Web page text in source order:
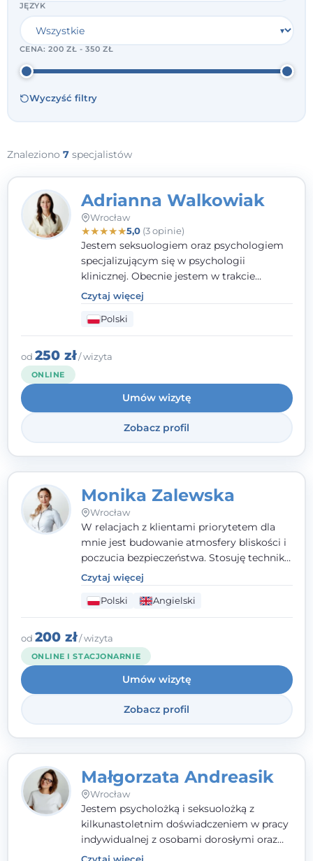
JĘZYK
CENA:200 ZŁ - 350 ZŁ
Wyczyść filtry
Znaleziono 7 specjalistów
Adrianna Walkowiak
Wrocław
★★★★★5,0(3 opinie)
Jestem seksuologiem oraz psychologiem
specjalizującym się w psychologii
klinicznej. Obecnie jestem w trakcie
szkolenia na psychoterapeutę
systemowego. Posiadam status członka
nadzwyczajnego Wielkopolskiego
TowarzystwaTerapii Systemowejoraz
należę do Polskiego Towarzystwa
pierwszym miejscu stawiam budowanie
atmosfery bezpieczeństwa i zrozumienia w
relacjach z Klientami. Istotna dla nie jest
również koncentracja na dostępnych
zasobach.
Czytaj więcej
Polski
od 250 zł/ wizyta
ONLINE
Umów wizytę
Zobacz profil
Monika Zalewska
Wrocław
W relacjach z klientami priorytetem dla
mnie jest budowanie atmosfery bliskości i
poczucia bezpieczeństwa. Stosuję techniki
poznawczo-behawioralne oraz metody,
które koncentrują się na rozwiązaniach
(TSR). Te polegają na osiąganiu
zamierzonych celów (doprowadzeniu do
rozwiązania trudnych sytuacji) poprzez
identyfikowanie i wzmacnianie zasobów
oraz mocnych stron klienta. W swojej
pracy korzystam także z metod dialogu
motywacyjnego itreningu uważności.
Czytaj więcej
Polski Angielski
od 200 zł/ wizyta
ONLINE I STACJONARNIE
Umów wizytę
Zobacz profil
Małgorzata Andreasik
Wrocław
Jestem psycholożką i seksuolożką z
kilkunastoletnim doświadczeniem w pracy
indywidualnej z osobami dorosłymi oraz
parami. Specjalizuję się w obszarze zdrowia